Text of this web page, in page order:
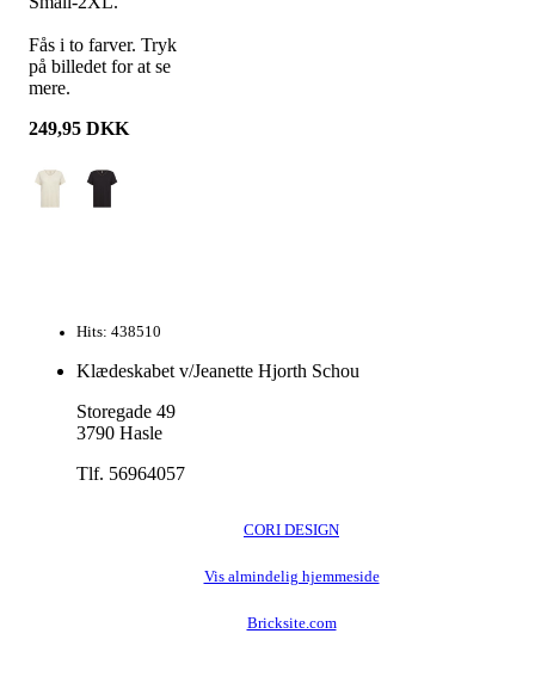
Fås i to farver. Tryk
på billedet for at se
mere.
249,95 DKK
Hits: 438510
Klædeskabet v/Jeanette Hjorth Schou
Storegade 49
3790 Hasle
Tlf. 56964057
CORI DESIGN
Vis almindelig hjemmeside
Bricksite.com